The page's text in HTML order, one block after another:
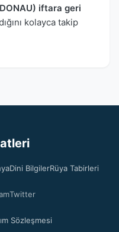
iftara geri
kolayca takip
Dini BilgilerRüya Tabirleri
Twitter
Sözleşmesi